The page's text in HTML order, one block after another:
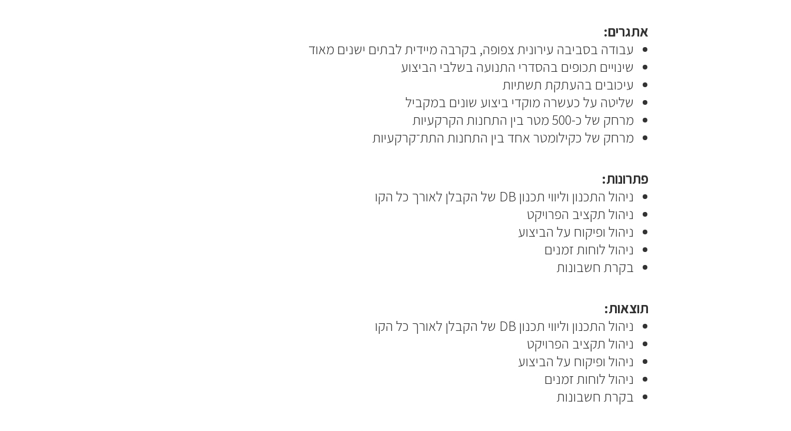
אתגרים:
עבודה בסביבה עירונית צפופה, בקרבה מיידית לבתים ישנים מאוד
שינויים תכופים בהסדרי התנועה בשלבי הביצוע
עיכובים בהעתקת תשתיות
שליטה על כעשרה מוקדי ביצוע שונים במקביל
מרחק של כ-500 מטר בין התחנות הקרקעיות
מרחק של כקילומטר אחד בין התחנות התת־קרקעיות
פתרונות:
ניהול התכנון וליווי תכנון DB של הקבלן לאורך כל הקו
ניהול תקציב הפרויקט
ניהול ופיקוח על הביצוע
ניהול לוחות זמנים
בקרת חשבונות
תוצאות:
ניהול התכנון וליווי תכנון DB של הקבלן לאורך כל הקו
ניהול תקציב הפרויקט
ניהול ופיקוח על הביצוע
ניהול לוחות זמנים
בקרת חשבונות